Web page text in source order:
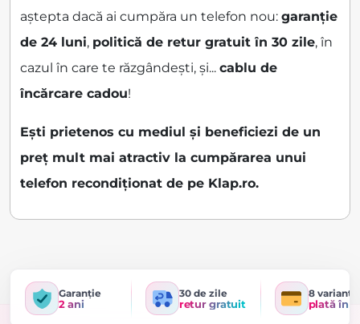
aștepta dacă ai cumpăra un telefon nou: garanție
de 24 luni, politică de retur gratuit în 30 zile, în
cazul în care te răzgândești, și... cablu de
încărcare cadou!
Ești prietenos cu mediul și beneficiezi de un
preț mult mai atractiv la cumpărarea unui
telefon recondiționat de pe Klap.ro.
Garanție
2 ani
30 de zile
retur gratuit
8 variante
plată în